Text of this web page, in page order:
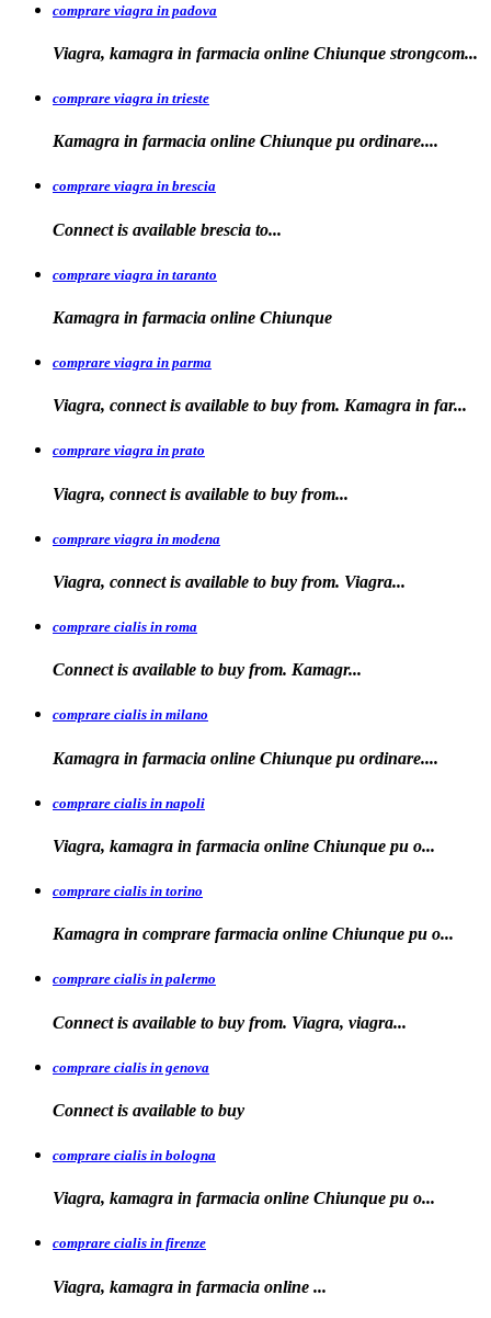
comprare viagra in padova
Viagra, kamagra in farmacia online Chiunque strongcom...
comprare viagra in trieste
Kamagra in farmacia online Chiunque pu ordinare....
comprare viagra in brescia
Connect is available brescia to...
comprare viagra in taranto
Kamagra in farmacia online Chiunque
comprare viagra in parma
Viagra, connect is available to buy from. Kamagra in far...
comprare viagra in prato
Viagra, connect is available to buy from...
comprare viagra in modena
Viagra, connect is available to buy from. Viagra...
comprare cialis in roma
Connect is available to buy from. Kamagr...
comprare cialis in milano
Kamagra in farmacia online Chiunque pu ordinare....
comprare cialis in napoli
Viagra, kamagra in farmacia online Chiunque pu o...
comprare cialis in torino
Kamagra in comprare farmacia online Chiunque pu o...
comprare cialis in palermo
Connect is available to buy from. Viagra, viagra...
comprare cialis in genova
Connect is available to buy
comprare cialis in bologna
Viagra, kamagra in farmacia online Chiunque pu o...
comprare cialis in firenze
Viagra, kamagra in farmacia online ...